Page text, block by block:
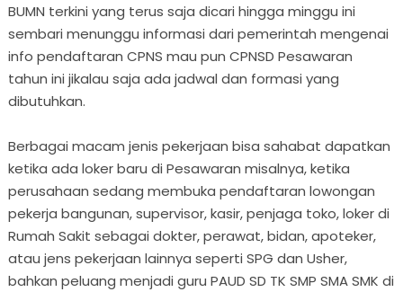
BUMN terkini yang terus saja dicari hingga minggu ini
sembari menunggu informasi dari pemerintah mengenai
info pendaftaran CPNS mau pun CPNSD Pesawaran
tahun ini jikalau saja ada jadwal dan formasi yang
dibutuhkan.
Berbagai macam jenis pekerjaan bisa sahabat dapatkan
ketika ada loker baru di Pesawaran misalnya, ketika
perusahaan sedang membuka pendaftaran lowongan
pekerja bangunan, supervisor, kasir, penjaga toko, loker di
Rumah Sakit sebagai dokter, perawat, bidan, apoteker,
atau jens pekerjaan lainnya seperti SPG dan Usher,
bahkan peluang menjadi guru PAUD SD TK SMP SMA SMK di